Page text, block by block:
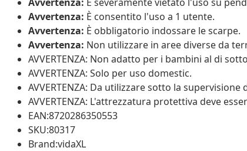
Avvertenza: È consentito l'uso a 1 utente.
Avvertenza: È obbligatorio indossare le scarpe.
Avvertenza: Non utilizzare in aree diverse da
AVVERTENZA: Non adatto per i bambini al di
AVVERTENZA: Solo per uso domestic.
AVVERTENZA: Da utilizzare sotto la
AVVERTENZA: L'attrezzatura protettiva deve
EAN:8720286350553
SKU:80317
Brand:vidaXL